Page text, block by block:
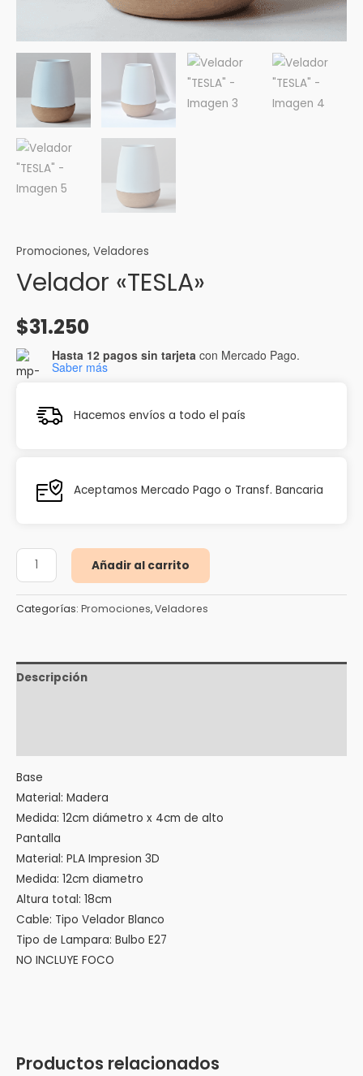
Promociones, Veladores
Velador «TESLA»
$31.250
Hasta 12 pagos sin tarjeta con Mercado Pago.
Saber más
Hacemos envíos a todo el país
Aceptamos Mercado Pago o Transf. Bancaria
Añadir al carrito
Categorías: Promociones,Veladores
Descripción
Base
Material: Madera
Medida: 12cm diámetro x 4cm de alto
Pantalla
Material: PLA Impresion 3D
Medida: 12cm diametro
Altura total: 18cm
Cable: Tipo Velador Blanco
Tipo de Lampara: Bulbo E27
NO INCLUYE FOCO
Productos relacionados